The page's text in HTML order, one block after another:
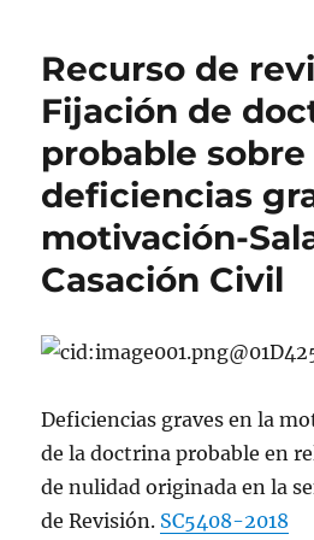
Recurso de
Fijación de
probable sobre
deficiencias
motivación-
Casación Civil
Deficiencias graves en la
de la doctrina probable en
de nulidad originada en la
de Revisión. SC5408-2018